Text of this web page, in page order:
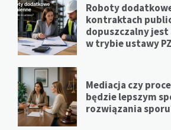
Roboty
kontraktach
dopuszczalny jest
w trybie ustawy
Mediacja czy
będzie lepszym
rozwiązania